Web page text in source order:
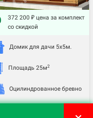
372 200 ₽ цена за комплект
со скидкой
Домик для дачи 5х5м.
Площадь 25м2
Оцилиндрованное бревно